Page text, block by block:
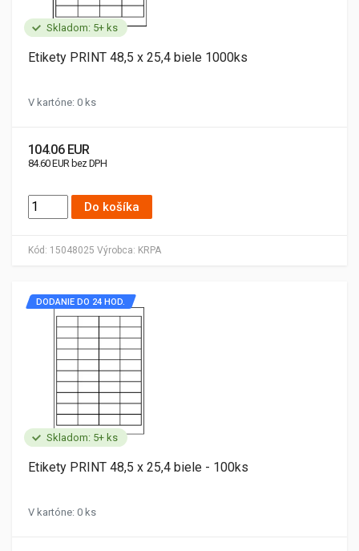
Skladom: 5+ ks
Kód: 15048025 Výrobca: KRPA
Etikety PRINT 48,5 x 25,4 biele 1000ks
V kartóne: 0 ks
104.06 EUR
84.60 EUR bez DPH
Do košíka
Skladom: 5+ ks
DODANIE DO 24 HOD.
Etikety PRINT 48,5 x 25,4 biele - 100ks
V kartóne: 0 ks